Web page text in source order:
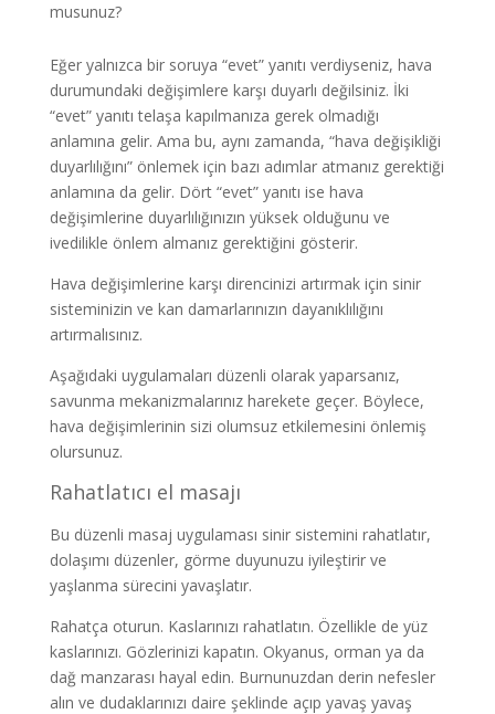
musunuz?
Eğer yalnızca bir soruya “evet” yanıtı verdiyseniz, hava
durumundaki değişimlere karşı duyarlı değilsiniz. İki
“evet” yanıtı telaşa kapılmanıza gerek olmadığı
anlamına gelir. Ama bu, aynı zamanda, “hava değişikliği
duyarlılığını” önlemek için bazı adımlar atmanız gerektiği
anlamına da gelir. Dört “evet” yanıtı ise hava
değişimlerine duyarlılığınızın yüksek olduğunu ve
ivedilikle önlem almanız gerektiğini gösterir.
Hava değişimlerine karşı direncinizi artırmak için sinir
sisteminizin ve kan damarlarınızın dayanıklılığını
artırmalısınız.
Aşağıdaki uygulamaları düzenli olarak yaparsanız,
savunma mekanizmalarınız harekete geçer. Böylece,
hava değişimlerinin sizi olumsuz etkilemesini önlemiş
olursunuz.
Rahatlatıcı el masajı
Bu düzenli masaj uygulaması sinir sistemini rahatlatır,
dolaşımı düzenler, görme duyunuzu iyileştirir ve
yaşlanma sürecini yavaşlatır.
Rahatça oturun. Kaslarınızı rahatlatın. Özellikle de yüz
kaslarınızı. Gözlerinizi kapatın. Okyanus, orman ya da
dağ manzarası hayal edin. Burnunuzdan derin nefesler
alın ve dudaklarınızı daire şeklinde açıp yavaş yavaş